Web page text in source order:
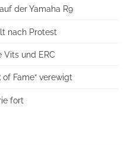
der Yamaha R9
nach Protest
Vits und ERC
of Fame“ verewigt
fort